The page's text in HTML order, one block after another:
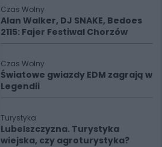
Czas Wolny
Alan Walker, DJ SNAKE, Bedoes
2115: Fajer Festiwal Chorzów
Czas Wolny
Światowe gwiazdy EDM zagrają w
Legendii
Turystyka
Lubelszczyzna. Turystyka
wiejska, czy agroturystyka?